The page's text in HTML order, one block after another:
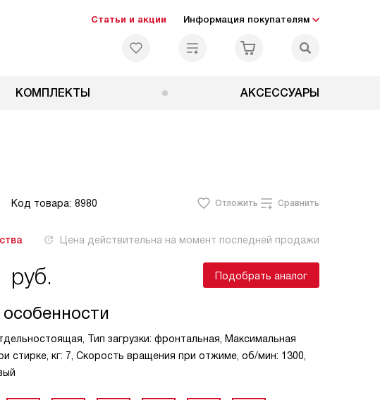
Статьи и акции Информация покупателям
КОМПЛЕКТЫ АКСЕССУАРЫ
Код товара: 8980 Отложить Сравнить
Цена действительна на момент последней продажи
руб. Подобрать аналог
Тип загрузки: фронтальная, Максимальная
стирке, кг: 7, Скорость вращения при отжиме, об/мин: 1300,